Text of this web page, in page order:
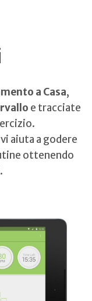
a Casa,
e tracciate
aiuta a godere
ottenendo